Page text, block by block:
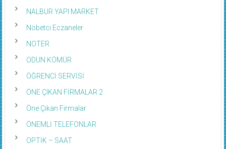
NALBUR YAPI MARKET
Nöbetci Eczaneler
NOTER
ODUN KÖMÜR
ÖĞRENCİ SERVİSİ
ÖNE ÇIKAN FİRMALAR 2
Öne Çıkan Firmalar
ÖNEMLİ TELEFONLAR
OPTİK – SAAT